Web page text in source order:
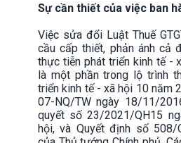
Sự cần thiết của việc ban
Việc sửa đổi Luật Thuế
cầu cấp thiết, phản ánh cả
thực tiễn phát triển kinh tế -
là một phần trong lộ trình
triển kinh tế - xã hội 10 năm
07-NQ/TW ngày 18/11/
quyết số 23/2021/QH15
hội, và Quyết định số